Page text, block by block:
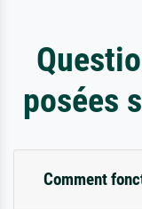
posées
Comment